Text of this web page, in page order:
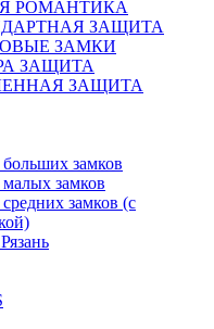
РОМАНТИКА
ЗАЩИТА
ЗАМКИ
ЗАЩИТА
ЗАЩИТА
замков
замков
замков (с